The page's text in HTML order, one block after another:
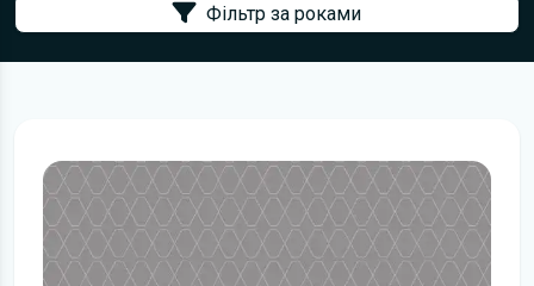
Фільтр за роками